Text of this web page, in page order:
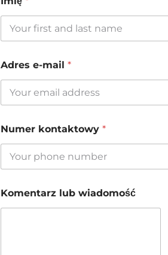
u
b
o
t
a
k
u
e
Adres e-mail *
u
m
r
m
i
ę
Numer kontaktowy *
Komentarz lub wiadomość